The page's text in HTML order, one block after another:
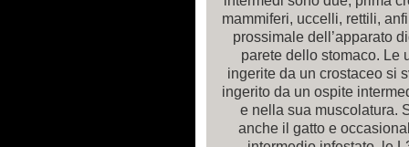
mammiferi, uccelli, rettili,
prossimale dell’apparato
parete dello stomaco. Le
ingerite da un crostaceo si
ingerito da un ospite
e nella sua muscolatura.
anche il gatto e